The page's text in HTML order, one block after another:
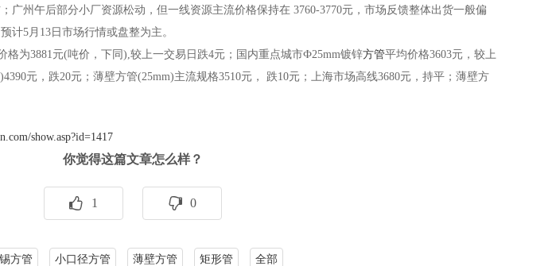
广州午后部分小厂资源松动，但一线资源主流价格保持在 3760-3770元，市场反馈整体出货一般偏
计5月13日市场行情或盘整为主。
为3881元(吨价，下同),较上一交易日跌4元；国内重点城市Ф25mm镀锌方管平均价格3603元，较上
元，跌20元；薄壁方管(25mm)主流规格3510元， 跌10元；上海市场高线3680元，持平；薄壁方
show.asp?id=1417
你觉得这篇文章怎么样？
1 0
方管 小口径方管 薄壁方管 矩形管 全部